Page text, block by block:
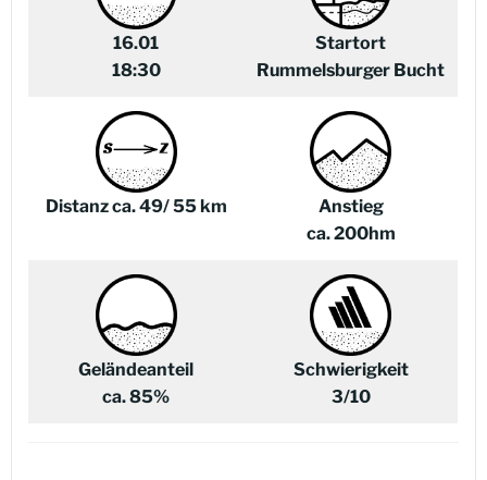
16.01
18:30
Startort
Rummelsburger Bucht
Distanz ca. 49/ 55 km
Anstieg
ca. 200hm
Geländeanteil
ca. 85%
Schwierigkeit
3/10